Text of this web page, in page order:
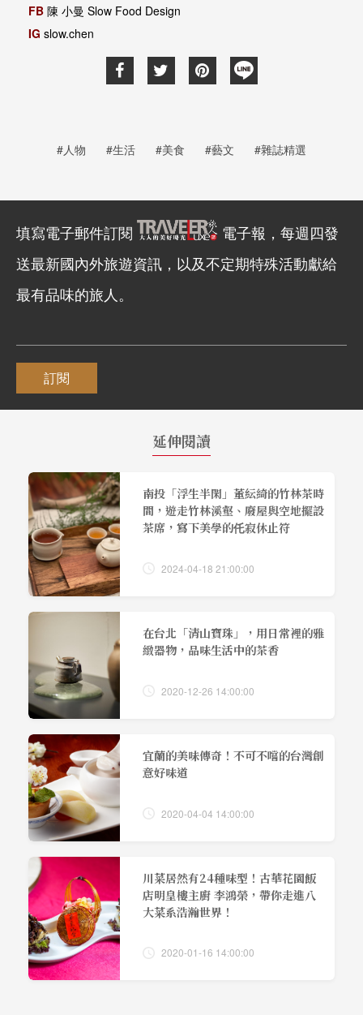
FB 陳 小曼 Slow Food Design
IG slow.chen
#人物 #生活 #美食 #藝文 #雜誌精選
填寫電子郵件訂閱
電子報，每週四發
送最新國內外旅遊資訊，以及不定期特殊活動獻給
最有品味的旅人。
訂閱
延伸閱讀
南投「浮生半閑」董紜綺的竹林茶時
間，遊走竹林溪壑、廢屋與空地擺設
茶席，寫下美學的仛寂休止符
2024-04-18 21:00:00
在台北「清山寶珠」，用日常裡的雅
緻器物，品味生活中的茶香
2020-12-26 14:00:00
宜蘭的美味傳奇！不可不嚐的台灣創
意好味道
2020-04-04 14:00:00
川菜居然有24種味型！古華花園飯
店明皇樓主廚 李鴻榮，帶你走進八
大菜系浩瀚世界！
2020-01-16 14:00:00